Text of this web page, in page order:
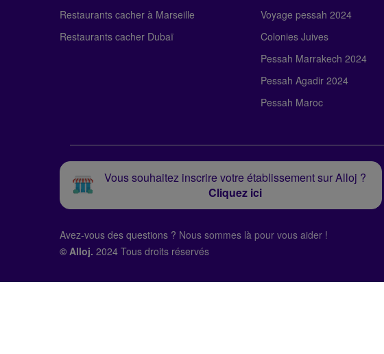
Restaurants cacher à Marseille
Restaurants cacher Dubaï
Voyage pessah 2024
Colonies Juives
Pessah Marrakech 2024
Pessah Agadir 2024
Pessah Maroc
Vous souhaitez inscrire votre établissement sur Alloj ?
Cliquez ici
Avez-vous des questions ? Nous sommes là pour vous aider !
© Alloj. 2024 Tous droits réservés